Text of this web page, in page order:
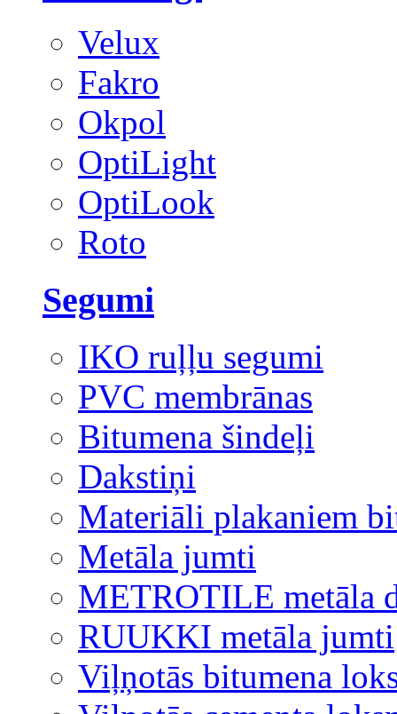
Velux
Fakro
Okpol
OptiLight
OptiLook
Roto
Segumi
IKO ruļļu segumi
PVC membrānas
Bitumena šindeļi
Dakstiņi
Materiāli plakaniem
Metāla jumti
METROTILE metāla
RUUKKI metāla jumti
Viļņotās bitumena